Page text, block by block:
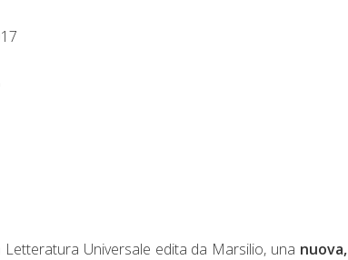
Universale edita da Marsilio, una nuova,